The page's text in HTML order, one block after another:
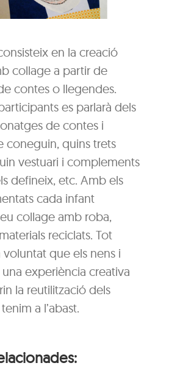
en la creació
collage a partir de
contes o llegendes.
es parlarà dels
de contes i
coneguin, quins trets
vestuari i complements
defineix, etc. Amb els
cada infant
collage amb roba,
reciclats. Tot
que els nens i
experiència creativa
la reutilització dels
a l’abast.